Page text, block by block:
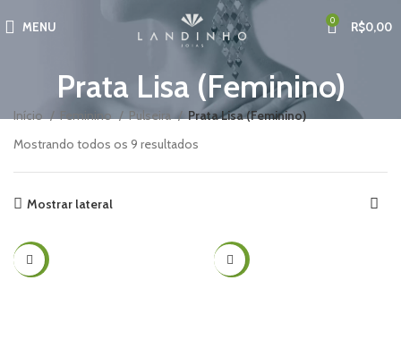
MENU 0 R$0,00
Prata Lisa (Feminino)
Início Feminino Pulseira
Prata Lisa (Feminino)
Mostrando todos os 9 resultados
Mostrar lateral
-25% -25%